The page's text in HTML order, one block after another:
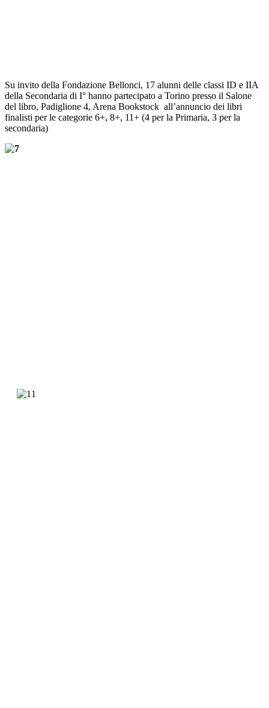
Su invito della Fondazione Bellonci, 17 alunni delle classi ID e IIA
della Secondaria di I° hanno partecipato a Torino presso il Salone
del libro, Padiglione 4, Arena Bookstock all’annuncio dei libri
finalisti per le categorie 6+, 8+, 11+ (4 per la Primaria, 3 per la
secondaria)